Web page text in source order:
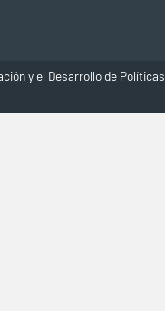
y el Desarrollo de Políticas